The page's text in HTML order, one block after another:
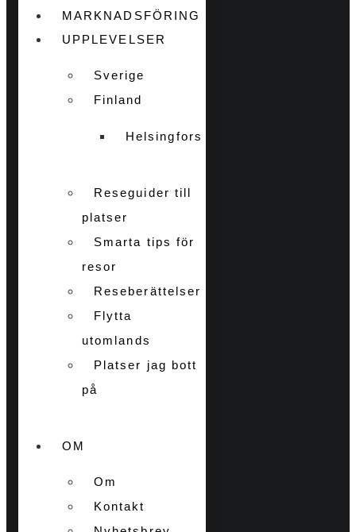
MARKNADSFÖRING
UPPLEVELSER
Sverige
Finland
Helsingfors
Reseguider till
platser
Smarta tips för
resor
Reseberättelser
Flytta
utomlands
Platser jag bott
på
OM
Om
Kontakt